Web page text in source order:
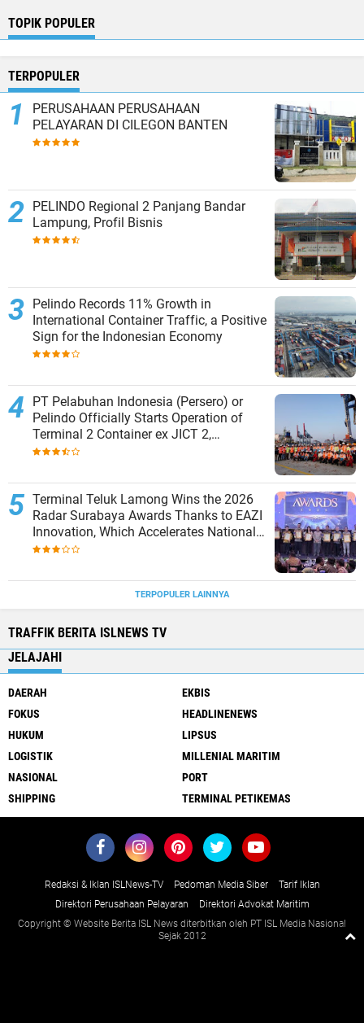
TOPIK POPULER
TERPOPULER
PERUSAHAAN PERUSAHAAN
PELAYARAN DI CILEGON BANTEN
PELINDO Regional 2 Panjang Bandar
Lampung, Profil Bisnis
Pelindo Records 11% Growth in
International Container Traffic, a Positive
Sign for the Indonesian Economy
PT Pelabuhan Indonesia (Persero) or
Pelindo Officially Starts Operation of
Terminal 2 Container ex JICT 2,
Strengthening Productivity of Tanjung
Terminal Teluk Lamong Wins the 2026
Radar Surabaya Awards Thanks to EAZI
Innovation, Which Accelerates National
Logistics Services
TERPOPULER LAINNYA
TRAFFIK BERITA ISLNEWS TV
JELAJAHI
DAERAH
EKBIS
FOKUS
HEADLINENEWS
HUKUM
LIPSUS
LOGISTIK
MILLENIAL MARITIM
NASIONAL
PORT
SHIPPING
TERMINAL PETIKEMAS
Redaksi & Iklan ISLNews-TV Pedoman Media Siber
Tarif Iklan
Direktori Perusahaan Pelayaran
Direktori Advokat Maritim
Copyright © Website Berita ISL News diterbitkan oleh PT ISL Media Nasional
Sejak 2012